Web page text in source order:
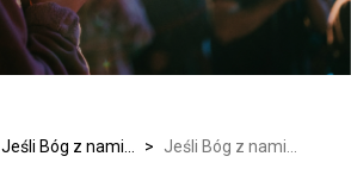
Jeśli Bóg z nami… > Jeśli Bóg z nami…